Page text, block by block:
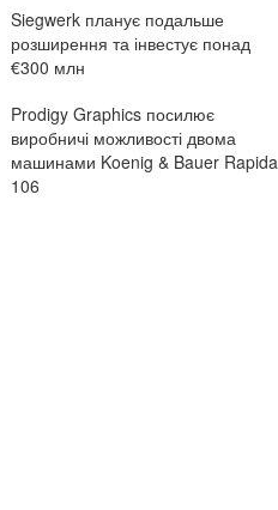
Siegwerk планує подальше
розширення та інвестує понад
€300 млн
Prodigy Graphics посилює
виробничі можливості двома
машинами Koenig & Bauer Rapida
106